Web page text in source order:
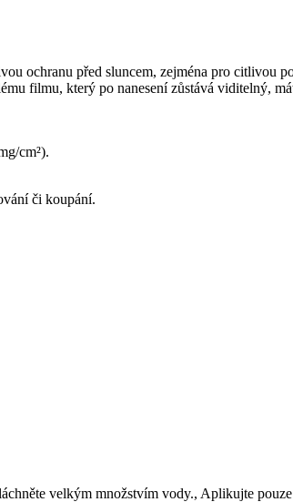
ochranu před sluncem, zejména pro
filmu, který po nanesení zůstává viditelný,
cm²).
či koupání.
velkým množstvím vody., Aplikujte